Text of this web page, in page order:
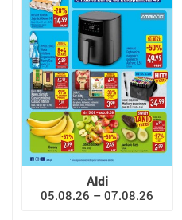
Aldi
05.08.26 – 07.08.26